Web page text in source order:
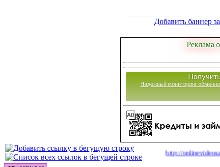
Добавить баннер
Реклама
Надежный мониторинг
Сайты для заработка в 2026 году(48) http://onlinevideos.cc/go/